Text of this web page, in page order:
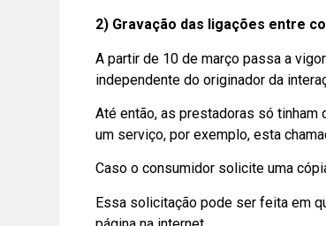
2) Gravação das ligações entre
A partir de 10 de março passa a
independente do originador da
Até então, as prestadoras só tinham
um serviço, por exemplo, esta
Caso o consumidor solicite uma
Essa solicitação pode ser feita em